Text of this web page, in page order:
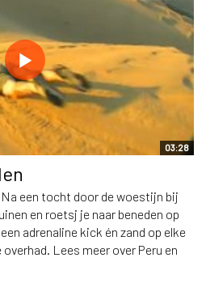
03:28
een tocht door de woestijn bij
en roetsj je naar beneden op
adrenaline kick én zand op elke
Lees meer over Peru en